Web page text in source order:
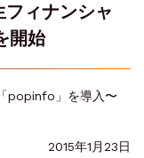
ィナンシャ
開始
popinfo」を導入〜
2015年1月23日